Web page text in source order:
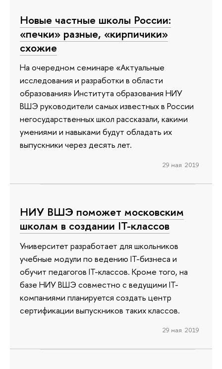
Новые частные школы России:
«печки» разные, «кирпичики»
схожие
На очередном семинаре «Актуальные
исследования и разработки в области
образования» Института образования НИУ
ВШЭ руководители самых известных в России
негосударственных школ рассказали, какими
умениями и навыками будут обладать их
выпускники через десять лет.
29 мая 2019
НИУ ВШЭ поможет московским
школам в создании IT-классов
Университет разработает для школьников
учебные модули по ведению IT-бизнеса и
обучит педагогов IT-классов. Кроме того, на
базе НИУ ВШЭ совместно с ведущими IT-
компаниями планируется создать центр
сертификации выпускников таких классов.
29 мая 2019